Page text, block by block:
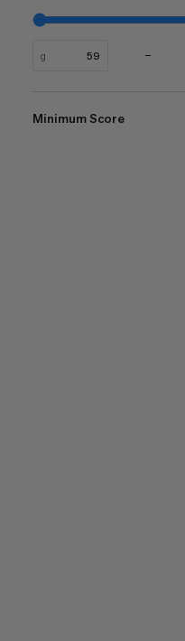
g
Minimum Score